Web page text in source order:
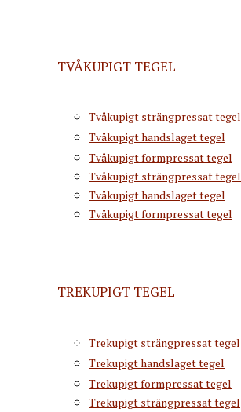
TVÅKUPIGT TEGEL
Tvåkupigt strängpressat tegel
Tvåkupigt handslaget tegel
Tvåkupigt formpressat tegel
Tvåkupigt strängpressat tegel
Tvåkupigt handslaget tegel
Tvåkupigt formpressat tegel
TREKUPIGT TEGEL
Trekupigt strängpressat tegel
Trekupigt handslaget tegel
Trekupigt formpressat tegel
Trekupigt strängpressat tegel